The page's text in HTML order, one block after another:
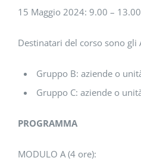
15 Maggio 2024: 9.00 –
Destinatari del corso sono gli
Gruppo B: aziende o
Gruppo C: aziende o
PROGRAMMA
MODULO A (4 ore):